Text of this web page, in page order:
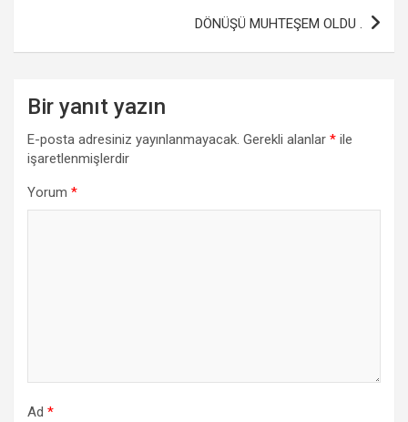
DÖNÜŞÜ MUHTEŞEM OLDU .
Bir yanıt yazın
E-posta adresiniz yayınlanmayacak. Gerekli alanlar * ile
işaretlenmişlerdir
Yorum *
Ad *